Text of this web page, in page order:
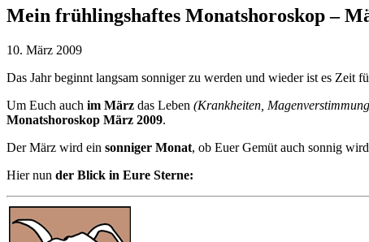
Search
Mein frühlingshaftes Monatshoroskop –
10. März 2009
Das Jahr beginnt langsam sonniger zu werden und wieder ist es Zeit
Um Euch auch im März das Leben (Krankheiten,
Monatshoroskop März 2009.
Der März wird ein sonniger Monat, ob Euer Gemüt auch sonnig
Hier nun der Blick in Eure Sterne: